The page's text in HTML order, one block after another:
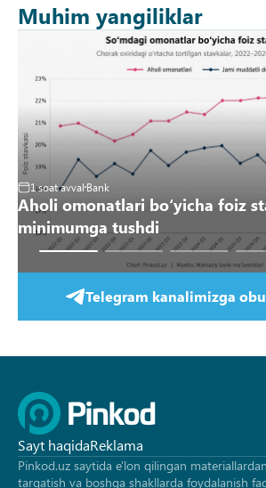
Muhim yangiliklar
1 soat avval Bank
Aholi omonatlari boʻyicha foiz
minimumga tushdi
Telegram kanalimizga
Sayt haqidaReklama
Pinkod.uz saytida e'lon qilingan
tarqatish va boshqa shakllarda foydalanish